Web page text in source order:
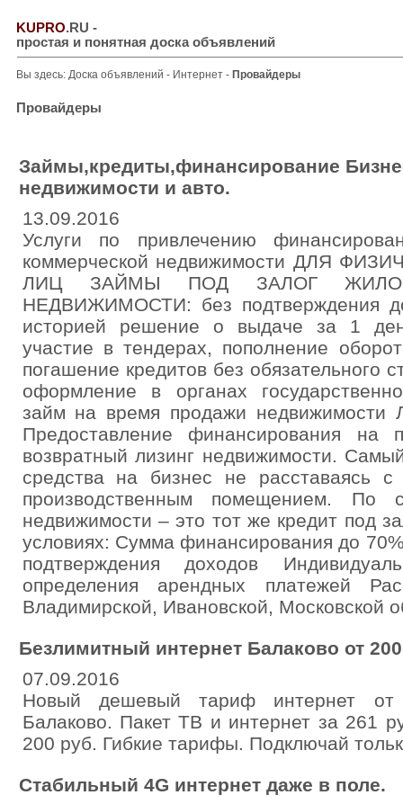
KUPRO.RU -
простая и понятная доска объявлений
Вы здесь: Доска объявлений - Интернет - Провайдеры
Провайдеры
Займы,кредиты,финансирование
недвижимости и авто.
13.09.2016
Услуги по привлечению
коммерческой недвижимости ДЛЯ
ЛИЦ ЗАЙМЫ ПОД ЗАЛОГ
НЕДВИЖИМОСТИ: без подтверждения
историей решение о выдаче за 1
участие в тендерах, пополнение
погашение кредитов без обязательного
оформление в органах
займ на время продажи
Предоставление финансирования на
возвратный лизинг недвижимости.
средства на бизнес не расставаясь
производственным помещением. По
недвижимости – это тот же кредит под
условиях: Сумма финансирования до
подтверждения доходов
определения арендных платежей
Владимирской, Ивановской, Московской
Безлимитный интернет Балаково от
07.09.2016
Новый дешевый тариф интернет от
Балаково. Пакет ТВ и интернет за 261
200 руб. Гибкие тарифы. Подключай
Стабильный 4G интернет даже в поле.